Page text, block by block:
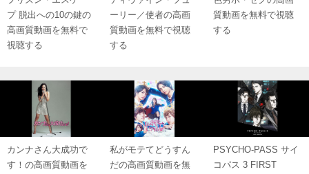
プ 脱出への10の鍵の
高画質動画を無料で
視聴する
ーリー／使者の高画
質動画を無料で視聴
する
質動画を無料で視聴
する
カンナさん大成功で
す！の高画質動画を
私がモテてどうすん
だの高画質動画を無
PSYCHO-PASS サイ
コパス 3 FIRST